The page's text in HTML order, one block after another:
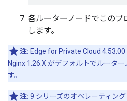
各ルーターノードでこのプ
します。
注: Edge for Private Cloud 4.53.00
Nginx 1.26.X がデフォルトでルータ
す。
注: 9 シリーズのオペレーティング